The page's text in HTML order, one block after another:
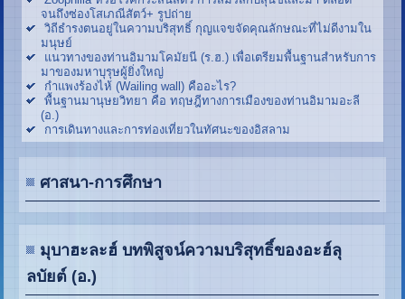
จนถึงซ่องโสเภณีสัตว์+ รูปถ่าย
วิถีธำรงตนอยู่ในความบริสุทธิ์ กุญแจขจัดคุณลักษณะที่ไม่ดีงามใน
มนุษย์
แนวทางของท่านอิมามโคมัยนี (ร.ฮ.) เพื่อเตรียมพื้นฐานสำหรับการ
มาของมหาบุรุษผู้ยิ่งใหญ่
กำแพงร้องไห้ (Wailing wall) คืออะไร?
พื้นฐานมานุษยวิทยา คือ ทฤษฎีทางการเมืองของท่านอิมามอะลี
(อ.)
การเดินทางและการท่องเที่ยวในทัศนะของอิสลาม
ศาสนา-การศึกษา
มุบาฮะละฮ์ บทพิสูจน์ความบริสุทธิ์ของอะฮ์ลุ
ลบัยต์ (อ.)